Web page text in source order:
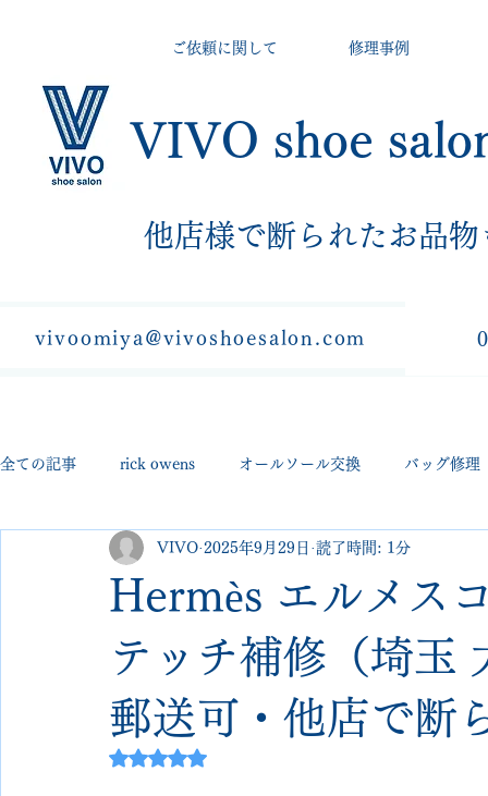
VIVO shoe
他店様で断られたお品物
ご依頼に関して 修理事例
vivoomiya@vivoshoesalon.com
全ての記事 rick owens オールソール交換 バッグ修理
george cleverley Christian louboutin allen edmonds
jimmy choo クリーニング•撥水コーテ
edward green george cox hermes
Hermès エルメス
テッチ補修（埼玉
郵送可・他店で断
VIVO 2025年9月29日 読了時間: 1分
5つ星のうちNaNと評価されています。